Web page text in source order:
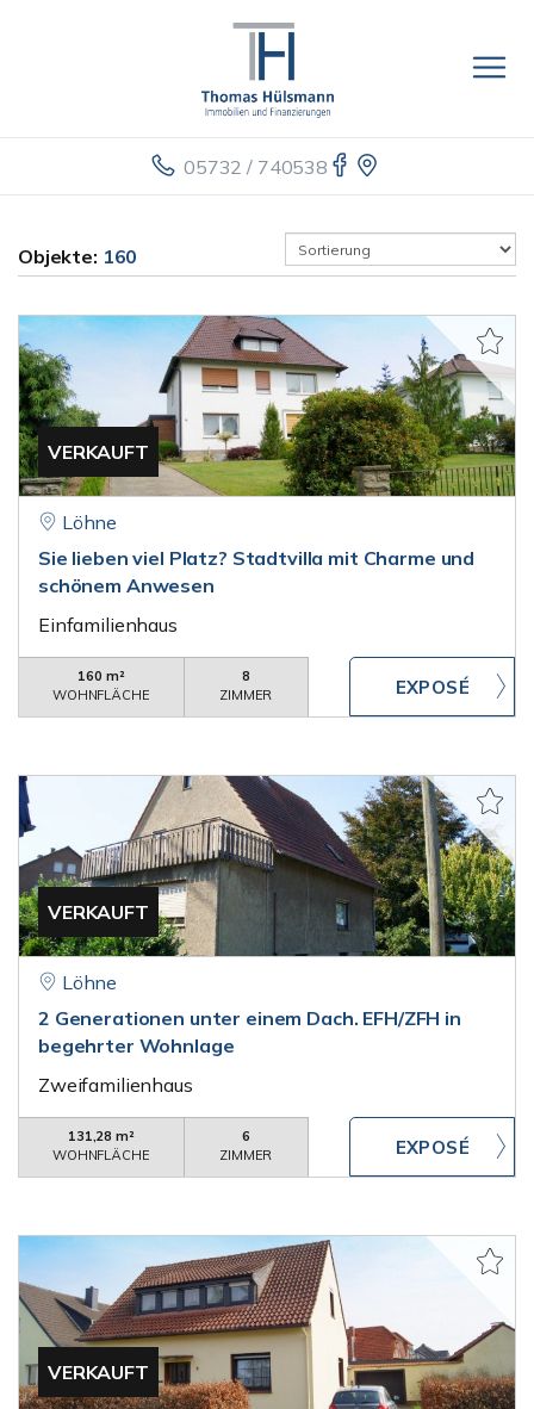
05732 / 740538
Objekte: 160
VERKAUFT
Löhne
Sie lieben viel Platz? Stadtvilla mit Charme und
schönem Anwesen
Einfamilienhaus
160 m²
WOHNFLÄCHE
8
ZIMMER
VERKAUFT
Löhne
2 Generationen unter einem Dach. EFH/ZFH in
begehrter Wohnlage
Zweifamilienhaus
131,28 m²
WOHNFLÄCHE
6
ZIMMER
VERKAUFT